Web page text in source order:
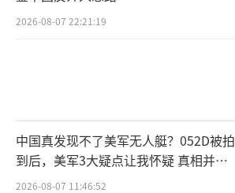
2026-08-07 22:21:19
中国真发现不了美军无人艇？052D被拍
到后，美军3大疑点让我怀疑 真相并非
如此
2026-08-07 11:46:52